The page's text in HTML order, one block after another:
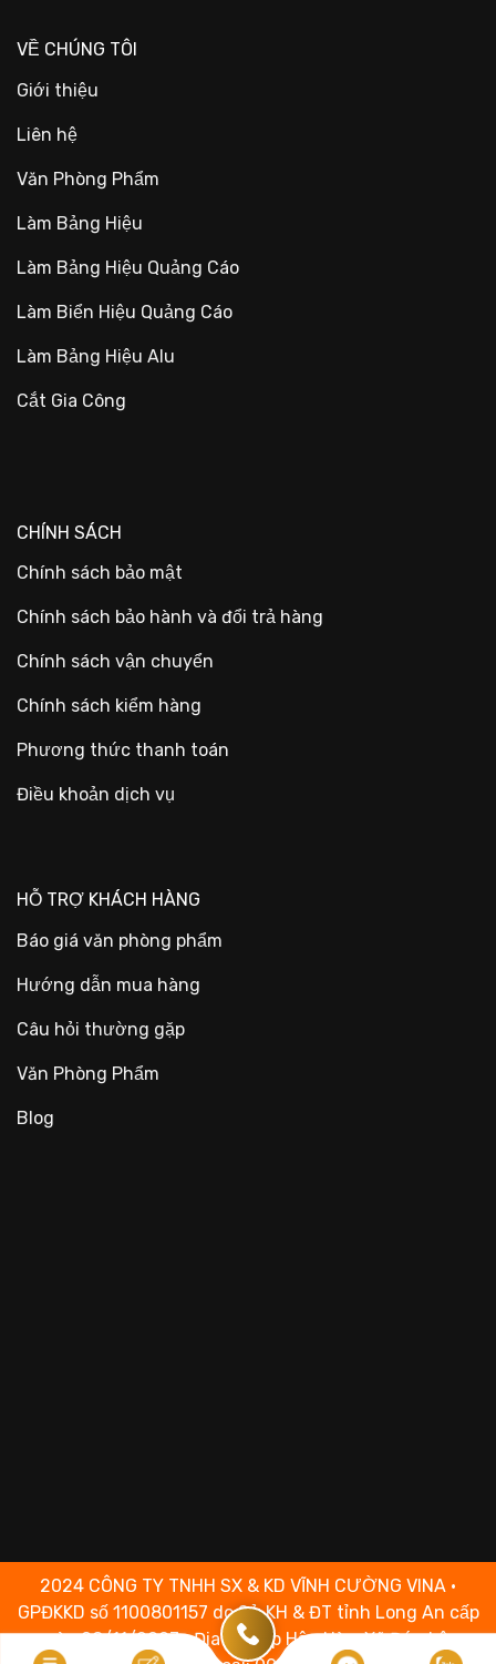
VỀ CHÚNG TÔI
Giới thiệu
Liên hệ
Văn Phòng Phẩm
Làm Bảng Hiệu
Làm Bảng Hiệu Quảng Cáo
Làm Biển Hiệu Quảng Cáo
Làm Bảng Hiệu Alu
Cắt Gia Công
CHÍNH SÁCH
Chính sách bảo mật
Chính sách bảo hành và đổi trả hàng
Chính sách vận chuyển
Chính sách kiểm hàng
Phương thức thanh toán
Điều khoản dịch vụ
HỖ TRỢ KHÁCH HÀNG
Báo giá văn phòng phẩm
Hướng dẫn mua hàng
Câu hỏi thường gặp
Văn Phòng Phẩm
Blog
2024 CÔNG TY TNHH SX & KD VĨNH CƯỜNG VINA •
GPĐKKD số 1100801157 do Sở KH & ĐT tỉnh Long An cấp
ngày 08/11/2007 • Địa chỉ: Ấp Hậu Hòa, Xã Đức Lập,